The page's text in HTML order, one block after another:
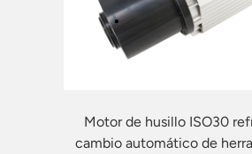
Motor de husillo ISO30
cambio automático de